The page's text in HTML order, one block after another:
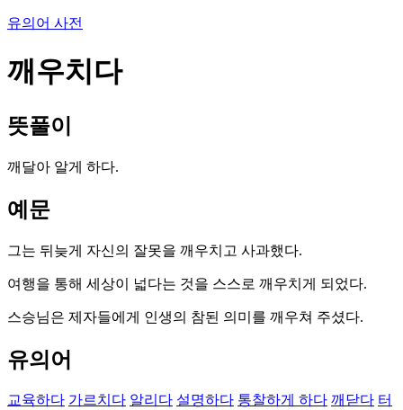
유의어 사전
깨우치다
뜻풀이
깨달아 알게 하다.
예문
그는 뒤늦게 자신의 잘못을 깨우치고 사과했다.
여행을 통해 세상이 넓다는 것을 스스로 깨우치게 되었다.
스승님은 제자들에게 인생의 참된 의미를 깨우쳐 주셨다.
유의어
교육하다 가르치다 알리다 설명하다 통찰하게 하다 깨닫다 터